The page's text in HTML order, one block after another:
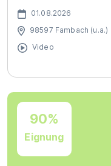
01.08.2026
98597 Fambach (u.a.)
Video
90%
Eignung